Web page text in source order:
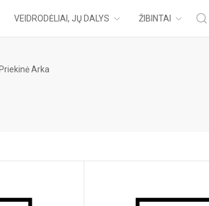
VEIDRODĖLIAI, JŲ DALYS ŽIBINTAI
Priekinė Arka